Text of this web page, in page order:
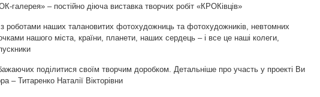
галерея» – постійно діюча виставка творчих робіт «КРОКівців»
роботами наших талановитих фотохудожниць та фотохудожників, невтомних
нашого міста, країни, планети, наших сердець – і все це наші колеги,
поділитися своїм творчим доробком. Детальніше про участь у проекті Ви
– Титаренко Наталії Вікторівни